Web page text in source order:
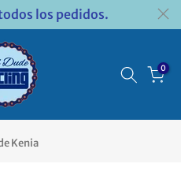
los pedidos.
0
Kenia